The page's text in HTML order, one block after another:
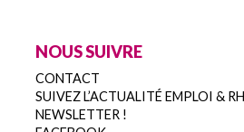
NOUS SUIVRE
CONTACT
SUIVEZ L’ACTUALITÉ EMPLOI &
NEWSLETTER !